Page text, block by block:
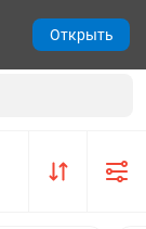
Открыть